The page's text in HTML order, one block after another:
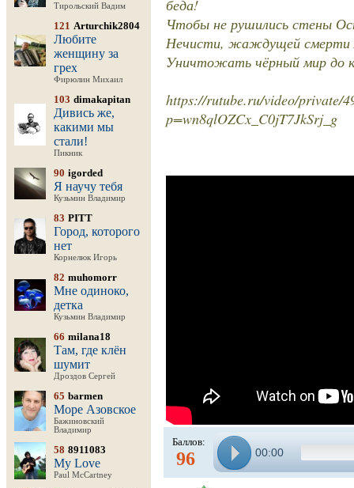
Тирольский Вадим
121 Arturchik2804
Любите
женщину за
грех
Фирюлин Михаил
103 dimakapitan
Дивись же,
какими мы
стали!
Пикник
90 igorded
Я научу тебя
Кузьмин Владимир
83 PITT
Город, которого
нет
Корнелюк Игорь
82 muhomorr
Мне одиноко,
детка
Кузьмин Владимир
66 milana18
Там, где клён
шумит
Дроздов Сергей
65 barmen
Море Азовское
Бажиновский
Владимир
58 8911083
My Love
Paul McCartney
беда!
Чтобы не рушились стены
Нечисти, жаждущей смерти
Уничтожать чёрный мир до
https://rutube.ru/video/private/
p=wn8qlOZCx_C0jT7JkSrj_g
Баллов:
96 00:00